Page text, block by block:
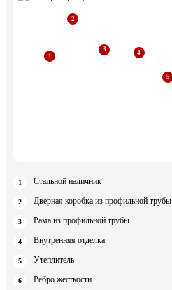
Стальной наличник
Дверная коробка из профильной трубы
Рама из профильной трубы
Внутренняя отделка
Утеплитель
Ребро жесткости